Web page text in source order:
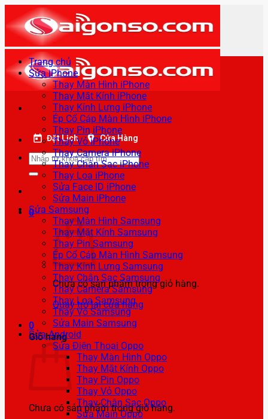
qua
nội
dung
Đặt Lịch Cửa Hàng
Tìm
kiếm:
0
Chưa có sản phẩm trong giỏ hàng.
Quay trở lại cửa hàng
0
Giỏ hàng
Chưa có sản phẩm trong giỏ hàng.
Trang chủ
Sửa iPhone
Thay Màn Hình iPhone
Thay Mặt Kính iPhone
Thay Kính Lưng iPhone
Ép Cổ Cáp Màn Hình iPhone
Thay Pin iPhone
Thay Vỏ iPhone
Thay Camera iPhone
Thay Chân Sạc iPhone
Thay Loa iPhone
Sửa Face ID iPhone
Sửa Main iPhone
Sửa Samsung
Thay Màn Hình Samsung
Thay Mặt Kính Samsung
Thay Pin Samsung
Ép Cổ Cáp Màn Hình Samsung
Thay Kính Lưng Samsung
Thay Chân Sạc Samsung
Thay Camera Samsung
Thay Loa Samsung
Thay Vỏ Samsung
Sửa Main Samsung
Sửa Android
Sửa Điện Thoại Oppo
Thay Màn Hình Oppo
Thay Mặt Kính Oppo
Thay Pin Oppo
Thay Vỏ Oppo
Thay Chân Sạc Oppo
Sửa Main Oppo